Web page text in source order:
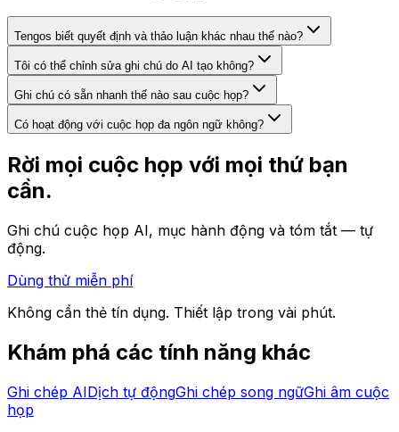
Tengos biết quyết định và thảo luận khác nhau thế nào?
Tôi có thể chỉnh sửa ghi chú do AI tạo không?
Ghi chú có sẵn nhanh thế nào sau cuộc họp?
Có hoạt động với cuộc họp đa ngôn ngữ không?
Rời mọi cuộc họp với mọi thứ bạn
cần.
Ghi chú cuộc họp AI, mục hành động và tóm tắt — tự
động.
Dùng thử miễn phí
Không cần thẻ tín dụng. Thiết lập trong vài phút.
Khám phá các tính năng khác
Ghi chép AIDịch tự độngGhi chép song ngữGhi âm cuộc
họp